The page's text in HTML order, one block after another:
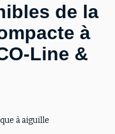
de la
à
Line &
à aiguille